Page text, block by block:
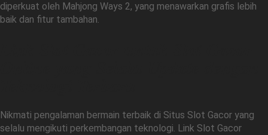
diperkuat oleh Mahjong Ways 2, yang menawarkan grafis lebih
baik dan fitur tambahan.
Nikmati pengalaman bermain terbaik di Situs Slot Gacor yang
selalu mengikuti perkembangan teknologi. Link Slot Gacor